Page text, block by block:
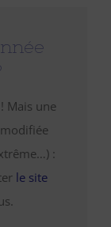
Mais une
:
le site